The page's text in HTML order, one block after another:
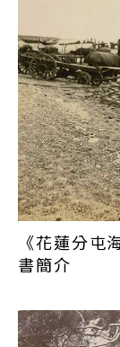
1919年，臺
督，因而廢止
臺灣軍司令官
公要港部指揮
度則一直延續
力整合成一個
後「華盛頓海
的軍事整備
制再次出現變
是進行軍隊人
當時日本軍隊
《花蓮分屯
書簡介